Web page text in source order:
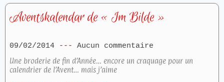
Aventskalendar de « Im Bilde »
09/02/2014
Aucun commentaire
Une broderie de fin d’Année… encore un craquage pour un
calendrier de l’Avent… mais j’aime